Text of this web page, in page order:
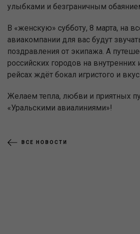
улыбками и безграничным
В «женскую» субботу, 8 марта, на
авиакомпании для вас будут
поздравления от экипажа. А
российских городов на
рейсах ждёт бокал игристого и
Желаем тепла, любви и приятных
«Уральскими авиалиниями»!
ВСЕ НОВОСТИ